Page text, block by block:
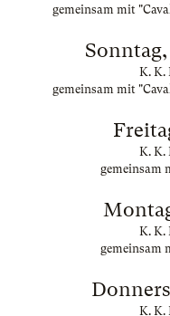
gemeinsam mit
Sonntag,
K. K.
gemeinsam mit
K. K.
gemeinsam
K. K.
gemeinsam
K. K.